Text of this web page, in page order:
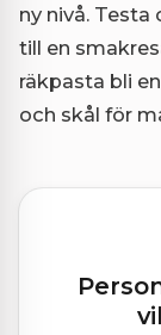
ny nivå.
till en
räkpasta bli
och skål för